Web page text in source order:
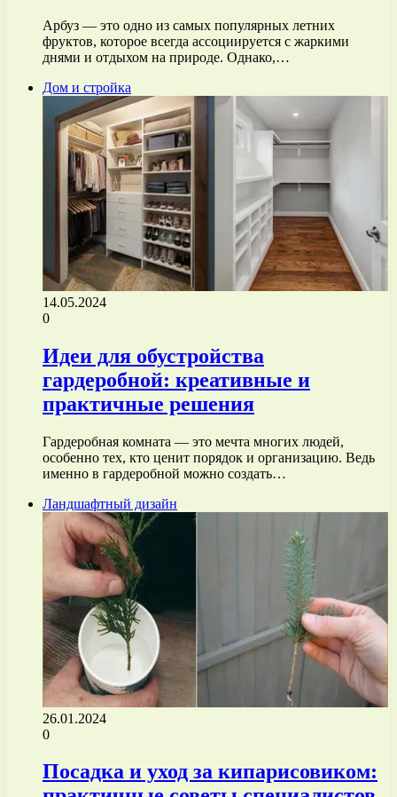
Арбуз — это одно из самых популярных летних
фруктов, которое всегда ассоциируется с жаркими
днями и отдыхом на природе. Однако,…
Дом и стройка
14.05.2024
0
Идеи для обустройства
гардеробной: креативные и
практичные решения
Гардеробная комната — это мечта многих людей,
особенно тех, кто ценит порядок и организацию. Ведь
именно в гардеробной можно создать…
Ландшафтный дизайн
26.01.2024
0
Посадка и уход за кипарисовиком: